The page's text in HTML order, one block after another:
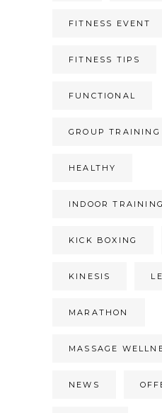
FITNESS EVENT
FITNESS TIPS
FUNCTIONAL
GROUP TRAINING
HEALTHY
INDOOR TRAINING
KICK BOXING
KINESIS
MARATHON
MASSAGE
NEWS